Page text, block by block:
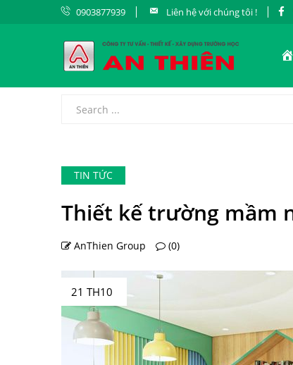
0903877939 Liên hệ với chúng tôi !
TIN TỨC
Thiết kế trường mầm
AnThien Group (0)
21 TH10